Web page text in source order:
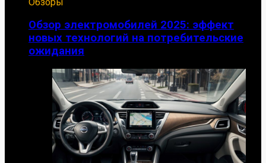
Обзор электромобилей 2025: эффект
новых технологий на потребительские
ожидания